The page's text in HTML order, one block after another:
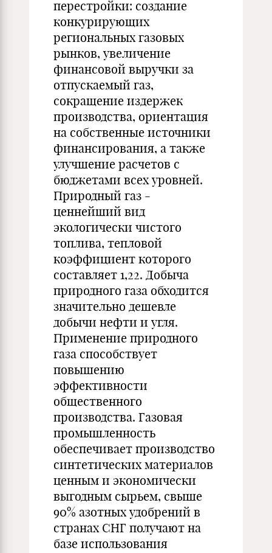
перестройки: создание
конкурирующих
региональных газовых
рынков, увеличение
финансовой выручки за
отпускаемый газ,
сокращение издержек
производства, ориентация
на собственные источники
финансирования, а также
улучшение расчетов с
бюджетами всех уровней.
Природный газ -
ценнейший вид
экологически чистого
топлива, тепловой
коэффициент которого
составляет 1,22. Добыча
природного газа обходится
значительно дешевле
добычи нефти и угля.
Применение природного
газа способствует
повышению
эффективности
общественного
производства. Газовая
промышленность
обеспечивает производство
синтетических материалов
ценным и экономически
выгодным сырьем, свыше
90% азотных удобрений в
странах СНГ получают на
базе использования